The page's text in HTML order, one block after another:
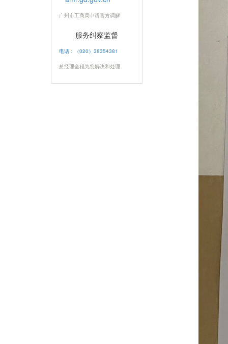
广州市工商局申请官方调解
服务纠察监督
电话：（020）38354381
总经理全程为您解决和处理